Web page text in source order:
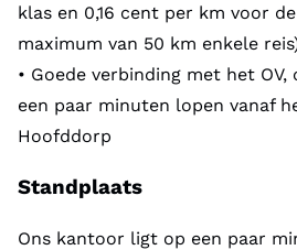
klas en 0,16 cent per km voor
maximum van 50 km enkele
• Goede verbinding met het
een paar minuten lopen vanaf
Hoofddorp
Standplaats
Ons kantoor ligt op een paar